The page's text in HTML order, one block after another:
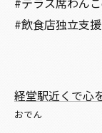
#飲食店独立支
経堂駅近くで心
おでん